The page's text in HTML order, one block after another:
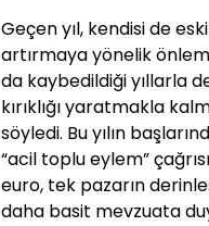
Geçen yıl, kendisi de
artırmaya yönelik
da kaybedildiği yıllarla
kırıklığı yaratmakla
söyledi. Bu yılın
“acil toplu eylem”
euro, tek pazarın
daha basit mevzuata